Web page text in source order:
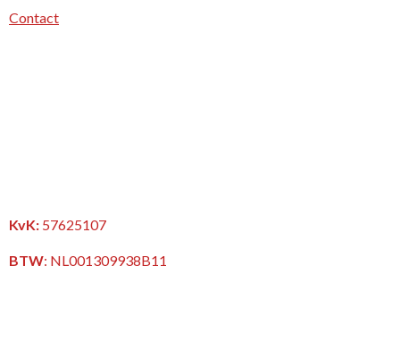
Contact
KvK: 57625107
BTW: NL001309938B11